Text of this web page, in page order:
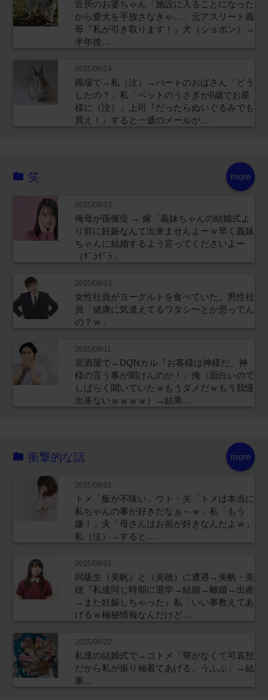
近所のお婆ちゃん「施設に入ることになった
から愛犬を手放さなきゃ…」元アスリート義
母『私が引き取ります！』犬（ショボン）→
半年後…
2025/06/14
職場で→私（泣）→パートのおばさん「どう
したの？」私「ペットのうさぎが8歳でお星
様に（泣）」上司『だったらぬいぐるみでも
買え！』すると一通のメールが…
more
笑
2025/08/13
俺母が孫催促 → 嫁「義妹ちゃんの結婚式よ
り前に妊娠なんて出来ませんよーｗ早く義妹
ちゃんに結婚するよう言ってくださいよー
（ｹﾞﾗｹﾞﾗ」
2025/08/13
女性社員がヨーグルトを食べていた。男性社
員「健康に気遣えてるワタシ〜とか思ってん
の？ｗ」
2025/08/11
居酒屋で→DQNカル『お客様は神様だ。神
様の言う事が聞けんのか！』俺（面白いので
しばらく聞いていたｗもうダメだｗもう我慢
出来ないｗｗｗｗ）→結果…
more
衝撃的な話
2025/08/31
トメ「飯が不味い」ウト・夫「トメは本当に
私ちゃんの事が好きだなぁ～ｗ」私「もう
嫌！」夫「母さんはお前が好きなんだよｗ」
私（泣）→すると…
2025/08/31
同級生（美帆）と（美穂）に遭遇→美帆・美
穂『私達同じ時期に退学→結婚→離婚→出産
→また妊娠しちゃった』私「いい事教えてあ
げるｗ極秘情報なんだけど…
2025/08/22
私達の結婚式で→コトメ「華がなくて可哀想
だから私が振り袖着てあげる。うふふ」→結
果…